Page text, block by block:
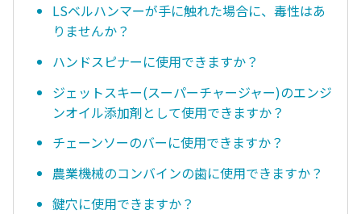
LSベルハンマーが手に触れた場合に、毒性はあ
りませんか？
ハンドスピナーに使用できますか？
ジェットスキー(スーパーチャージャー)のエンジ
ンオイル添加剤として使用できますか？
チェーンソーのバーに使用できますか？
農業機械のコンバインの歯に使用できますか？
鍵穴に使用できますか？